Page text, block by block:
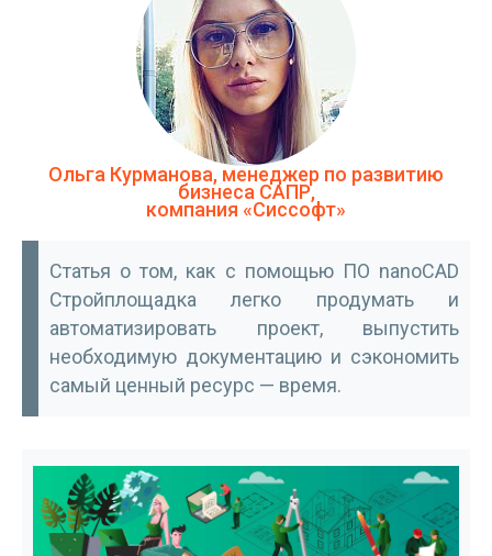
Ольга Курманова, менеджер по развитию
бизнеса САПР,
компания «Сиссофт»
Статья о том, как с помощью ПО nanoCAD
Стройплощадка легко продумать и
автоматизировать проект, выпустить
необходимую документацию и сэкономить
самый ценный ресурс — время.